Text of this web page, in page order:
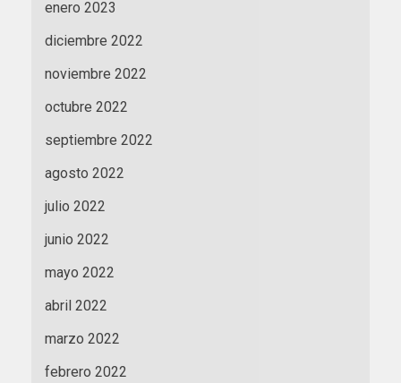
enero 2023
diciembre 2022
noviembre 2022
octubre 2022
septiembre 2022
agosto 2022
julio 2022
junio 2022
mayo 2022
abril 2022
marzo 2022
febrero 2022